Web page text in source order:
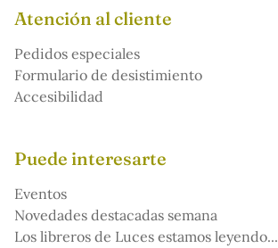
Atención al cliente
Pedidos especiales
Formulario de desistimiento
Accesibilidad
Puede interesarte
Eventos
Novedades destacadas semana
Los libreros de Luces estamos leyendo...